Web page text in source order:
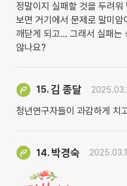
정말이지 실패할 것을 두려
보면 거기에서 문제로 말미
깨닫게 되고... 그래서 실패는
않나요?
15.김 종달
청년연구자들이 과감하게 치
14. 박경숙